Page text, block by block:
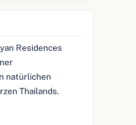
Residences
natürlichen
Thailands.